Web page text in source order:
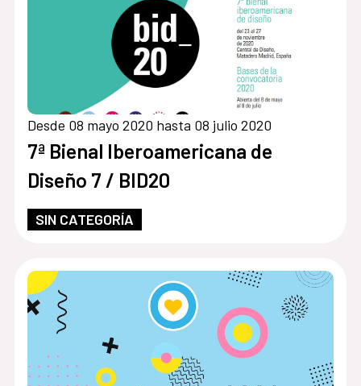
Desde 08 mayo 2020 hasta 08 julio 2020
7ª Bienal Iberoamericana de
Diseño 7 / BID20
SIN CATEGORÍA